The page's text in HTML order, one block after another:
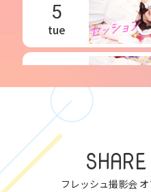
5
tue
wed
7
thu
フレッシュ撮影会